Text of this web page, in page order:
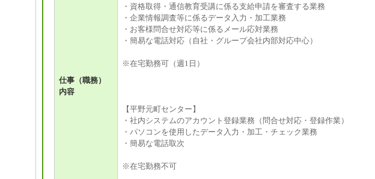
仕事（職務）
内容
・資格取得・通信教育受講に係る支給申請を審査する業務
・企業情報調査等に係るデータ入力・加工業務
・お客様問合せ対応等に係るメール応対業務
・簡易な電話対応（自社・グループ会社内部対応中心）
※在宅勤務可（週1日）
【平野元町センター】
・社内システムのアカウント登録業務（問合せ対応・登録作業）
・パソコンを使用したデータ入力・加工・チェック業務
・簡易な電話取次
※在宅勤務不可